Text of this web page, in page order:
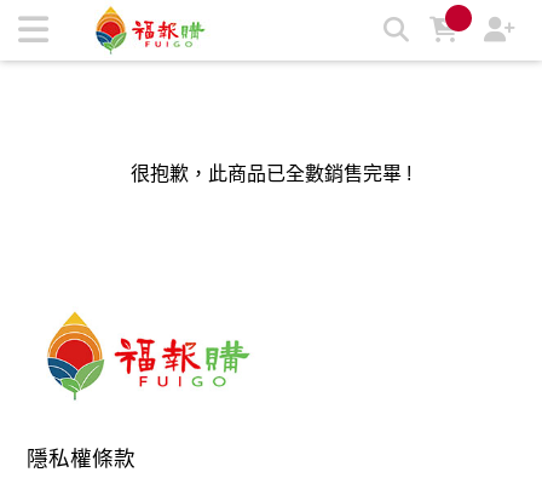
福報購蔬食購物商城，台灣第一素食、環保、愛地球的蔬食購物
商城 | 福報購蔬食購物商城
很抱歉，此商品已全數銷售完畢 !
隱私權條款